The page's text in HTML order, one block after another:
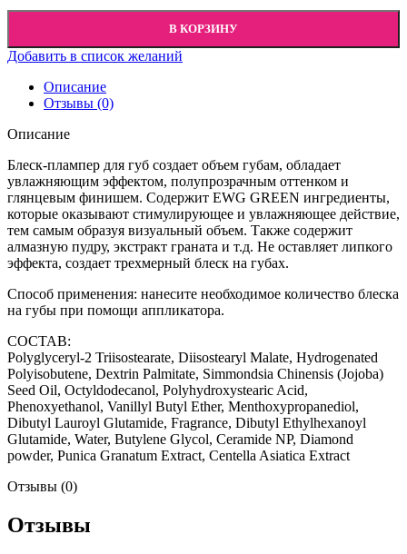
В КОРЗИНУ
Добавить в список желаний
Описание
Отзывы (0)
Описание
Блеск-плампер для губ создает объем губам, обладает
увлажняющим эффектом, полупрозрачным оттенком и
глянцевым финишем. Содержит EWG GREEN ингредиенты,
которые оказывают стимулирующее и увлажняющее действие,
тем самым образуя визуальный объем. Также содержит
алмазную пудру, экстракт граната и т.д. Не оставляет липкого
эффекта, создает трехмерный блеск на губах.
Способ применения: нанесите необходимое количество блеска
на губы при помощи аппликатора.
СОСТАВ:
Polyglyceryl-2 Triisostearate, Diisostearyl Malate, Hydrogenated
Polyisobutene, Dextrin Palmitate, Simmondsia Chinensis (Jojoba)
Seed Oil, Octyldodecanol, Polyhydroxystearic Acid,
Phenoxyethanol, Vanillyl Butyl Ether, Menthoxypropanediol,
Dibutyl Lauroyl Glutamide, Fragrance, Dibutyl Ethylhexanoyl
Glutamide, Water, Butylene Glycol, Ceramide NP, Diamond
powder, Punica Granatum Extract, Centella Asiatica Extract
Отзывы (0)
Отзывы